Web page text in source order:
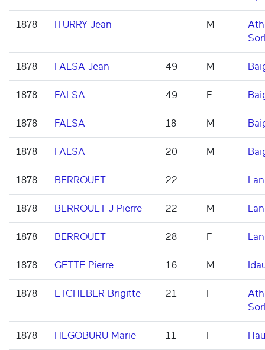
1878 ITURRY Jean M
1878 FALSA Jean 49 M
1878 FALSA 49 F
1878 FALSA 18 M
1878 FALSA 20 M
1878 BERROUET 22
1878 BERROUET J Pierre 22 M
1878 BERROUET 28 F
1878 GETTE Pierre 16 M
1878 ETCHEBER Brigitte 21 F
1878 HEGOBURU Marie 11 F